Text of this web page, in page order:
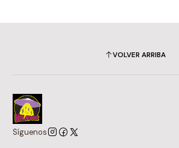
VOLVER ARRIBA
Síguenos